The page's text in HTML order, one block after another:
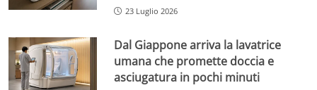
23 Luglio 2026
Dal Giappone arriva la lavatrice
umana che promette doccia e
asciugatura in pochi minuti